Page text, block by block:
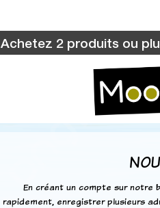
Achetez 2 produits ou
En créant un compte sur notre
rapidement, enregistrer plusieurs